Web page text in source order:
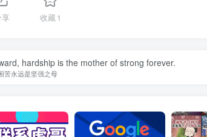
享 收藏1
hardship is the mother of strong forever.
苦永远是坚强之母